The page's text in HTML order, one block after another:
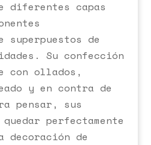
diferentes capas
superpuestos de
Su confección
con ollados,
y en contra de
pensar, sus
quedar perfectamente
decoración de